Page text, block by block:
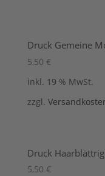
Druck Gemeine
5,50 €
inkl. 19 % MwSt.
zzgl.
Druck
5,50 €